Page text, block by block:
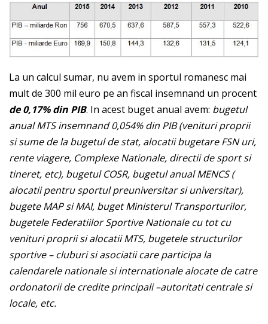
La un calcul sumar, nu avem in sportul romanesc mai
mult de 300 mil euro pe an fiscal insemnand un procent
de 0,17% din PIB. In acest buget anual avem: bugetul
anual MTS insemnand 0,054% din PIB (venituri proprii
si sume de la bugetul de stat, alocatii bugetare FSN uri,
rente viagere, Complexe Nationale, directii de sport si
tineret, etc), bugetul COSR, bugetul anual MENCS (
alocatii pentru sportul preuniversitar si universitar),
bugete MAP si MAI, buget Ministerul Transporturilor,
bugetele Federatiilor Sportive Nationale cu tot cu
venituri proprii si alocatii MTS, bugetele structurilor
sportive – cluburi si asociatii care participa la
calendarele nationale si internationale alocate de catre
ordonatorii de credite principali –autoritati centrale si
locale, etc.